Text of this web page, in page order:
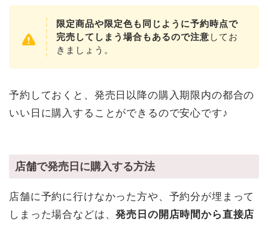
限定商品や限定色も同じように予約時点で
完売してしまう場合もあるので注意 してお
きましょう。
予約しておくと、発売日以降の購入期限内の都合の
いい日に購入することができるので安心です♪
店舗で発売日に購入する方法
店舗に予約に行けなかった方や、予約分が埋まって
しまった場合などは、発売日の開店時間から直接店